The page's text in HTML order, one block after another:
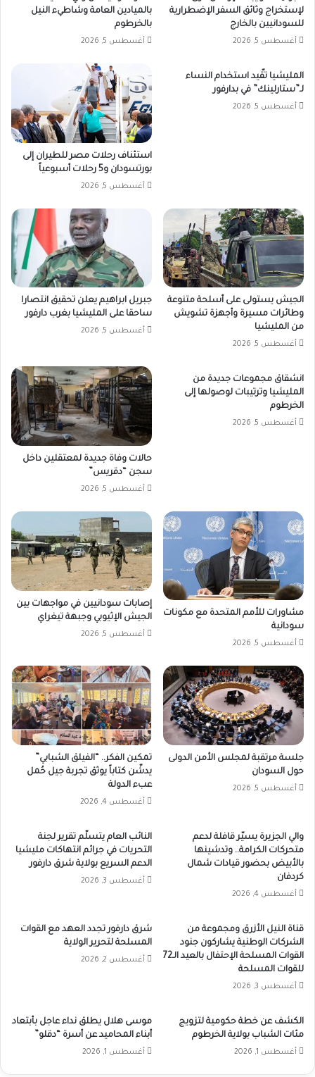
لإستخراج وثائق السفر الإضطرارية
للسودانيين بالخارج
أغسطس 5, 2026
بالميادين العامة وشاطيء النيل
بالخرطوم
أغسطس 5, 2026
المليشيا تقّيد استخدام النساء
لـ”ستارلينك” في بدارفور
أغسطس 5, 2026
استئناف رحلات مصر للطيران إلى
بورتسودان و5 رحلات أسبوعياً
أغسطس 5, 2026
الجيش يستولى على أسلحة متنوعة
وطائرات مسيرة وأجهزة تشويش
من المليشيا
أغسطس 5, 2026
جبريل ابراهيم يعلن تحقيق انتصارا
ساحقا على المليشيا بغرب دارفور
أغسطس 5, 2026
انشقاق مجموعات جديدة من
المليشيا وترتيبات لوصولها إلى
الخرطوم
أغسطس 5, 2026
حالات وفاة جديدة لمعتقلين داخل
سجن “دقريس”
أغسطس 5, 2026
مشاورات للأمم المتحدة مع مكونات
سودانية
أغسطس 5, 2026
إصابات سودانيين في مواجهات بين
الجيش الإثيوبي وجبهة تيغراي
أغسطس 5, 2026
جلسة مرتقبة لمجلس الأمن الدولى
حول السودان
أغسطس 5, 2026
تمكين الفكر.. “الفيلق الشبابي”
يدشّن كتاباً يوثق تجربة جيل حُمل
عبء الدولة
أغسطس 4, 2026
والي الجزيرة يسيّر قافلة لدعم
متحركات الكرامة.. وتدشينها
بالأبيض بحضور قيادات شمال
كردفان
أغسطس 4, 2026
النائب العام يتسلّم تقرير لجنة
التحريات في جرائم انتهاكات مليشيا
الدعم السريع بولاية شرق دارفور
أغسطس 3, 2026
قناة النيل الأزرق ومجموعة من
الشركات الوطنية يشاركون جنود
القوات المسلحة الإحتفال بالعيد الـ72
للقوات المسلحة
أغسطس 3, 2026
شرق دارفور تجدد العهد مع القوات
المسلحة لتحرير الولاية
أغسطس 2, 2026
الكشف عن خطة حكومية لتزويج
مئات الشباب بولاية الخرطوم
أغسطس 1, 2026
موسى هلال يطلق نداء عاجل بأبتعاد
أبناء المحاميد عن أسرة “دقلو”
أغسطس 1, 2026